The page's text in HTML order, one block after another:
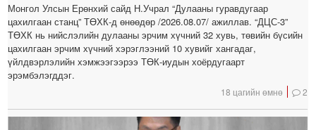
Монгол Улсын Ерөнхий сайд Н.Учрал “Дулааны гуравдугаар
цахилгаан станц” ТӨХК-д өнөөдөр /2026.08.07/ ажиллав. “ДЦС-3”
ТӨХК нь нийслэлийн дулааны эрчим хүчний 32 хувь, төвийн бүсийн
цахилгаан эрчим хүчний хэрэглээний 10 хувийг хангадаг,
үйлдвэрлэлийн хэмжээгээрээ ТӨК-иудын хоёрдугаарт
эрэмбэлэгддэг.
18 цагийн өмнө 2